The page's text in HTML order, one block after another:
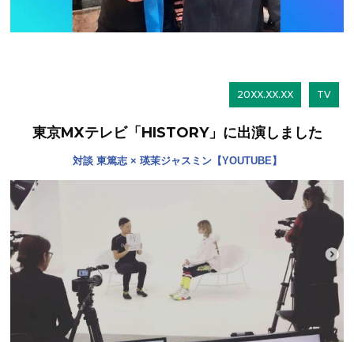
20XX.XX.XX TV
東京MXテレビ「HISTORY」に出演しました
対談 東篤志 × 瑛茉ジャスミン【YOUTUBE】